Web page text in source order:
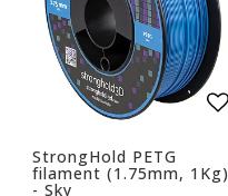
StrongHold PETG
filament (1.75mm, 1Kg)
- Sky